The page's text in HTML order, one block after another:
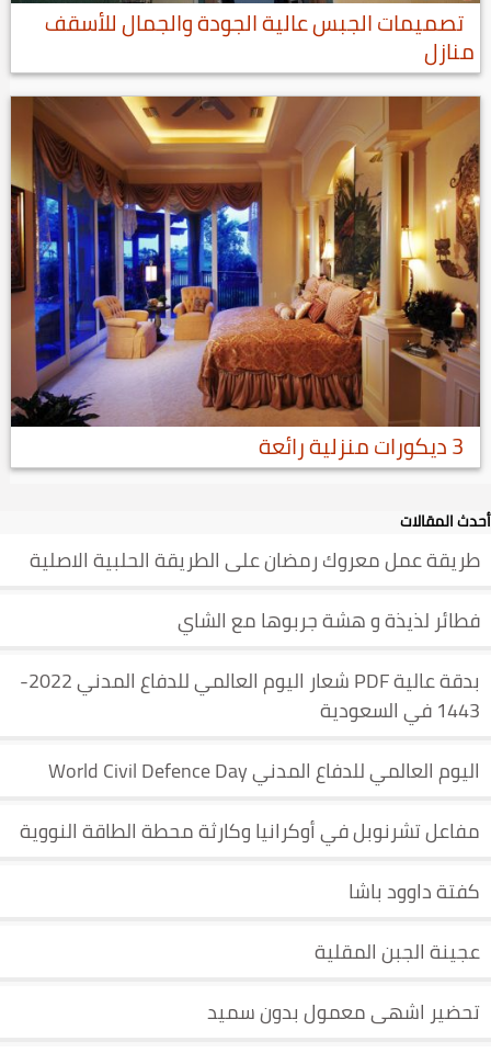
تصميمات الجبس عالية الجودة والجمال للأسقف
منازل
3 ديكورات منزلية رائعة
أحدث المقالات
طريقة عمل معروك رمضان على الطريقة الحلبية الاصلية
فطائر لذيذة و هشة جربوها مع الشاي
بدقة عالية PDF شعار اليوم العالمي للدفاع المدني 2022-
1443 في السعودية
اليوم العالمي للدفاع المدني World Civil Defence Day
مفاعل تشرنوبل في أوكرانيا وكارثة محطة الطاقة النووية
كفتة داوود باشا
عجينة الجبن المقلية
تحضير اشهى معمول بدون سميد